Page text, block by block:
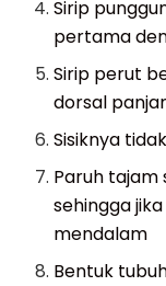
Sirip
pertama
Sirip perut
dorsal
Sisiknya
Paruh tajam
sehingga
mendalam
Bentuk